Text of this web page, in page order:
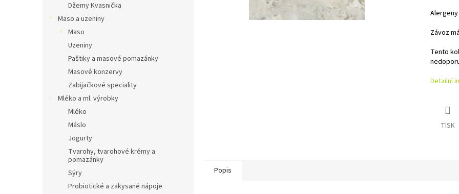
Džemy Kvasnička
Maso a uzeniny
Maso
Uzeniny
Paštiky a masové pomazánky
Masové konzervy
Zabijačkové speciality
Mléko a ml. výrobky
Mléko
Máslo
Jogurty
Tvarohy, tvarohové krémy a
pomazánky
Sýry
Probiotické a zakysané nápoje
Závoz
Tento
Detailní
TISK
Popis